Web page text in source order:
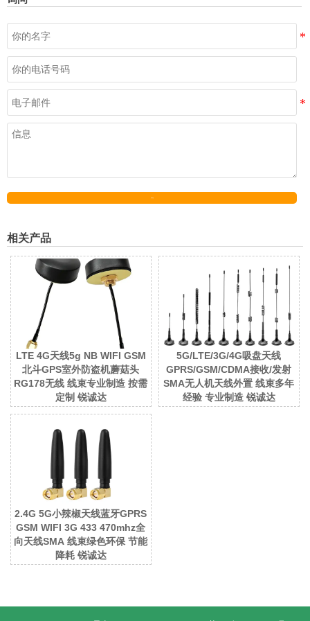
相关产品
LTE 4G天线5g NB WIFI GSM
北斗GPS室外防盗机蘑菇头
RG178无线 线束专业制造 按需
定制 锐诚达
5G/LTE/3G/4G吸盘天线
GPRS/GSM/CDMA接收/发射
SMA无人机天线外置 线束多年
经验 专业制造 锐诚达
2.4G 5G小辣椒天线蓝牙GPRS
GSM WIFI 3G 433 470mhz全
向天线SMA 线束绿色环保 节能
降耗 锐诚达